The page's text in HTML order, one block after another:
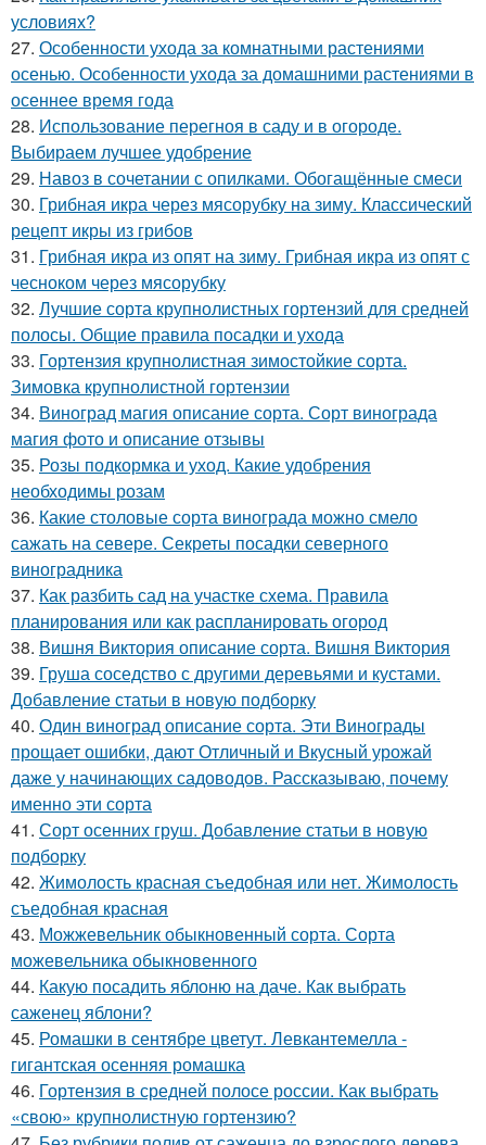
условиях?
27. Особенности ухода за комнатными растениями
осенью. Особенности ухода за домашними растениями в
осеннее время года
28. Использование перегноя в саду и в огороде.
Выбираем лучшее удобрение
29. Навоз в сочетании с опилками. Обогащённые смеси
30. Грибная икра через мясорубку на зиму. Классический
рецепт икры из грибов
31. Грибная икра из опят на зиму. Грибная икра из опят с
чесноком через мясорубку
32. Лучшие сорта крупнолистных гортензий для средней
полосы. Общие правила посадки и ухода
33. Гортензия крупнолистная зимостойкие сорта.
Зимовка крупнолистной гортензии
34. Виноград магия описание сорта. Сорт винограда
магия фото и описание отзывы
35. Розы подкормка и уход. Какие удобрения
необходимы розам
36. Какие столовые сорта винограда можно смело
сажать на севере. Секреты посадки северного
виноградника
37. Как разбить сад на участке схема. Правила
планирования или как распланировать огород
38. Вишня Виктория описание сорта. Вишня Виктория
39. Груша соседство с другими деревьями и кустами.
Добавление статьи в новую подборку
40. Один виноград описание сорта. Эти Винограды
прощает ошибки, дают Отличный и Вкусный урожай
даже у начинающих садоводов. Рассказываю, почему
именно эти сорта
41. Сорт осенних груш. Добавление статьи в новую
подборку
42. Жимолость красная съедобная или нет. Жимолость
съедобная красная
43. Можжевельник обыкновенный сорта. Сорта
можевельника обыкновенного
44. Какую посадить яблоню на даче. Как выбрать
саженец яблони?
45. Ромашки в сентябре цветут. Левкантемелла -
гигантская осенняя ромашка
46. Гортензия в средней полосе россии. Как выбрать
«свою» крупнолистную гортензию?